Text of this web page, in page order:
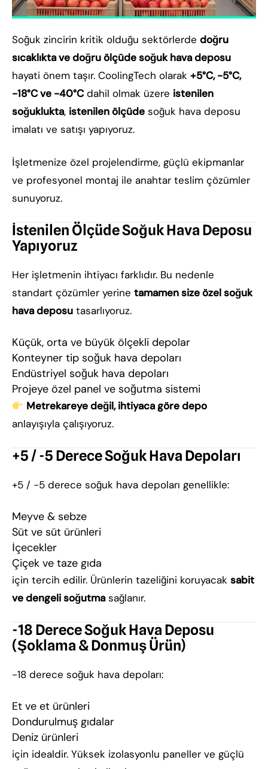
Soğuk zincirin kritik olduğu sektörlerde doğru
sıcaklıkta ve doğru ölçüde soğuk hava deposu
hayati önem taşır. CoolingTech olarak +5°C, -5°C,
-18°C ve -40°Cdahil olmak üzere istenilen
soğuklukta, istenilen ölçüde soğuk hava deposu
imalatı ve satışı yapıyoruz.
İşletmenize özel projelendirme, güçlü ekipmanlar
ve profesyonel montaj ile anahtar teslim çözümler
sunuyoruz.
İstenilen Ölçüde Soğuk Hava Deposu
Yapıyoruz
Her işletmenin ihtiyacı farklıdır. Bu nedenle
standart çözümler yerine tamamen size özel soğuk
hava deposu tasarlıyoruz.
Küçük, orta ve büyük ölçekli depolar
Konteyner tip soğuk hava depoları
Endüstriyel soğuk hava depoları
Projeye özel panel ve soğutma sistemi
Metrekareye değil, ihtiyaca göre depo
anlayışıyla çalışıyoruz.
+5 / -5 Derece Soğuk Hava Depoları
+5 / -5 derece soğuk hava depoları genellikle:
Meyve & sebze
Süt ve süt ürünleri
İçecekler
Çiçek ve taze gıda
için tercih edilir. Ürünlerin tazeliğini koruyacak sabit
ve dengeli soğutmasağlanır.
-18 Derece Soğuk Hava Deposu
(Şoklama & Donmuş Ürün)
-18 derece soğuk hava depoları:
Et ve et ürünleri
Dondurulmuş gıdalar
Deniz ürünleri
için idealdir. Yüksek izolasyonlu paneller ve güçlü